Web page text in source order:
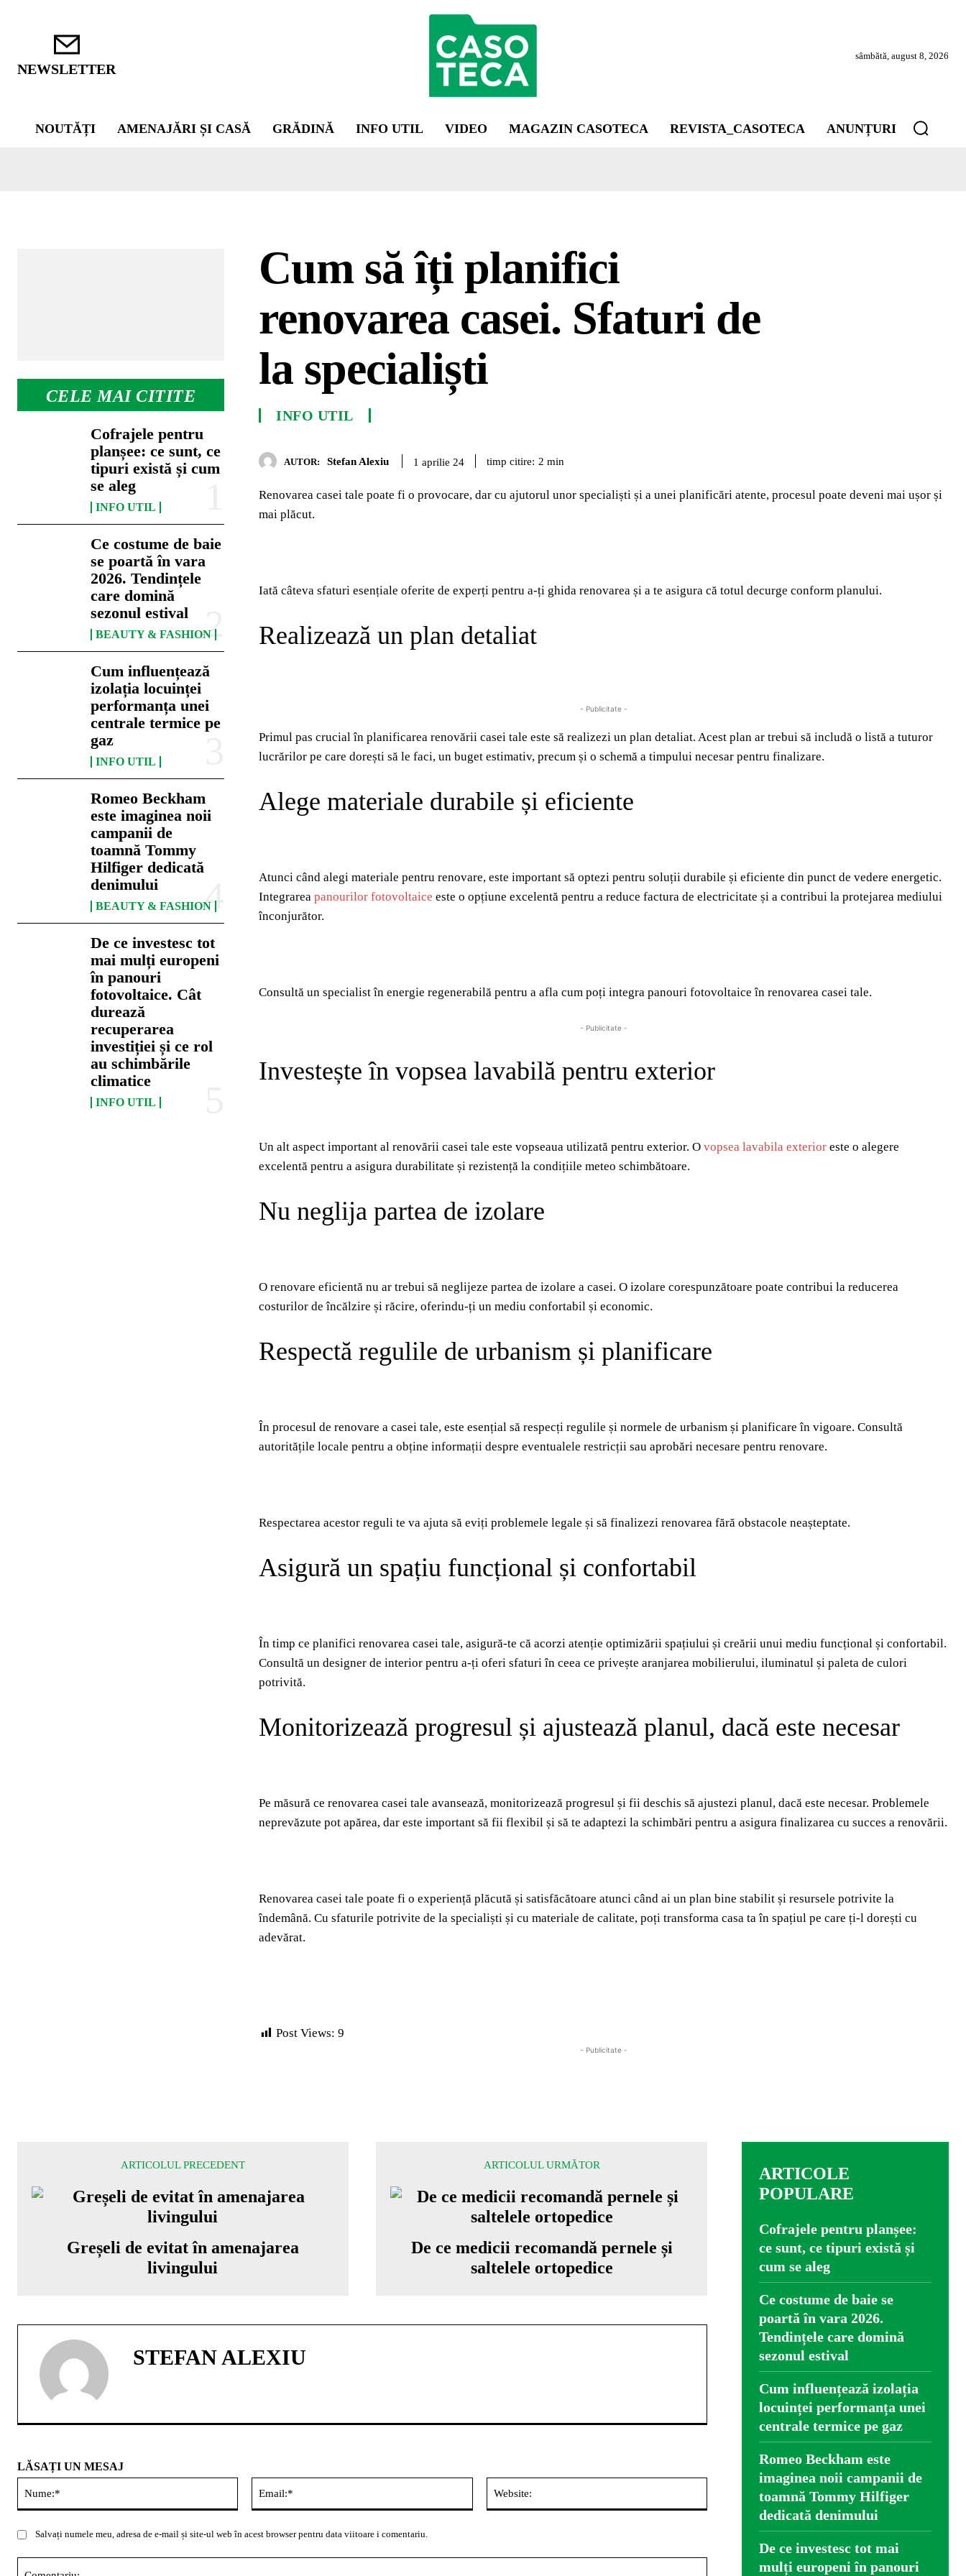
NEWSLETTER
sâmbătă, august 8, 2026
NOUTĂȚI AMENAJĂRI ȘI CASĂ GRĂDINĂ INFO UTIL VIDEO MAGAZIN CASOTECA REVISTA_CASOTECA ANUNȚURI
CELE MAI CITITE
Cofrajele pentru
planșee: ce sunt, ce
tipuri există și cum
se aleg
INFO UTIL
Ce costume de baie
se poartă în vara
2026. Tendințele
care domină
sezonul estival
BEAUTY & FASHION
Cum influențează
izolația locuinței
performanța unei
centrale termice pe
gaz
INFO UTIL
Romeo Beckham
este imaginea noii
campanii de
toamnă Tommy
Hilfiger dedicată
denimului
BEAUTY & FASHION
De ce investesc tot
mai mulți europeni
în panouri
fotovoltaice. Cât
durează
recuperarea
investiției și ce rol
au schimbările
climatice
INFO UTIL
Cum să îți planifici
renovarea casei. Sfaturi de
la specialiști
INFO UTIL
AUTOR: Stefan Alexiu 1 aprilie 24 timp citire: 2 min
Renovarea casei tale poate fi o provocare, dar cu ajutorul unor specialiști și a unei planificări atente, procesul poate deveni mai ușor și
mai plăcut.
Iată câteva sfaturi esențiale oferite de experți pentru a-ți ghida renovarea și a te asigura că totul decurge conform planului.
Realizează un plan detaliat
- Publicitate -
Primul pas crucial în planificarea renovării casei tale este să realizezi un plan detaliat. Acest plan ar trebui să includă o listă a tuturor
lucrărilor pe care dorești să le faci, un buget estimativ, precum și o schemă a timpului necesar pentru finalizare.
Alege materiale durabile și eficiente
Atunci când alegi materiale pentru renovare, este important să optezi pentru soluții durabile și eficiente din punct de vedere energetic.
Integrarea panourilor fotovoltaice este o opțiune excelentă pentru a reduce factura de electricitate și a contribui la protejarea mediului
înconjurător.
Consultă un specialist în energie regenerabilă pentru a afla cum poți integra panouri fotovoltaice în renovarea casei tale.
- Publicitate -
Investește în vopsea lavabilă pentru exterior
Un alt aspect important al renovării casei tale este vopseaua utilizată pentru exterior. O vopsea lavabila exterior este o alegere
excelentă pentru a asigura durabilitate și rezistență la condițiile meteo schimbătoare.
Nu neglija partea de izolare
O renovare eficientă nu ar trebui să neglijeze partea de izolare a casei. O izolare corespunzătoare poate contribui la reducerea
costurilor de încălzire și răcire, oferindu-ți un mediu confortabil și economic.
Respectă regulile de urbanism și planificare
În procesul de renovare a casei tale, este esențial să respecți regulile și normele de urbanism și planificare în vigoare. Consultă
autoritățile locale pentru a obține informații despre eventualele restricții sau aprobări necesare pentru renovare.
Respectarea acestor reguli te va ajuta să eviți problemele legale și să finalizezi renovarea fără obstacole neașteptate.
Asigură un spațiu funcțional și confortabil
În timp ce planifici renovarea casei tale, asigură-te că acorzi atenție optimizării spațiului și creării unui mediu funcțional și confortabil.
Consultă un designer de interior pentru a-ți oferi sfaturi în ceea ce privește aranjarea mobilierului, iluminatul și paleta de culori
potrivită.
Monitorizează progresul și ajustează planul, dacă este necesar
Pe măsură ce renovarea casei tale avansează, monitorizează progresul și fii deschis să ajustezi planul, dacă este necesar. Problemele
neprevăzute pot apărea, dar este important să fii flexibil și să te adaptezi la schimbări pentru a asigura finalizarea cu succes a renovării.
Renovarea casei tale poate fi o experiență plăcută și satisfăcătoare atunci când ai un plan bine stabilit și resursele potrivite la
îndemână. Cu sfaturile potrivite de la specialiști și cu materiale de calitate, poți transforma casa ta în spațiul pe care ți-l dorești cu
adevărat.
Post Views: 9
- Publicitate -
ARTICOLUL PRECEDENT
Greșeli de evitat în amenajarea
livingului
ARTICOLUL URMĂTOR
De ce medicii recomandă pernele și
saltelele ortopedice
STEFAN ALEXIU
LĂSAȚI UN MESAJ
Salvați numele meu, adresa de e-mail și site-ul web în acest browser pentru data viitoare i comentariu.
ARTICOLE
POPULARE
Cofrajele pentru planșee:
ce sunt, ce tipuri există și
cum se aleg
Ce costume de baie se
poartă în vara 2026.
Tendințele care domină
sezonul estival
Cum influențează izolația
locuinței performanța unei
centrale termice pe gaz
Romeo Beckham este
imaginea noii campanii de
toamnă Tommy Hilfiger
dedicată denimului
De ce investesc tot mai
mulți europeni în panouri